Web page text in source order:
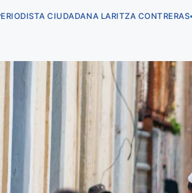
CIUDADANA LARITZA CONTRERAS